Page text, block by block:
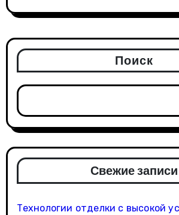
Поиск
Свежие записи
Технологии отделки с высокой